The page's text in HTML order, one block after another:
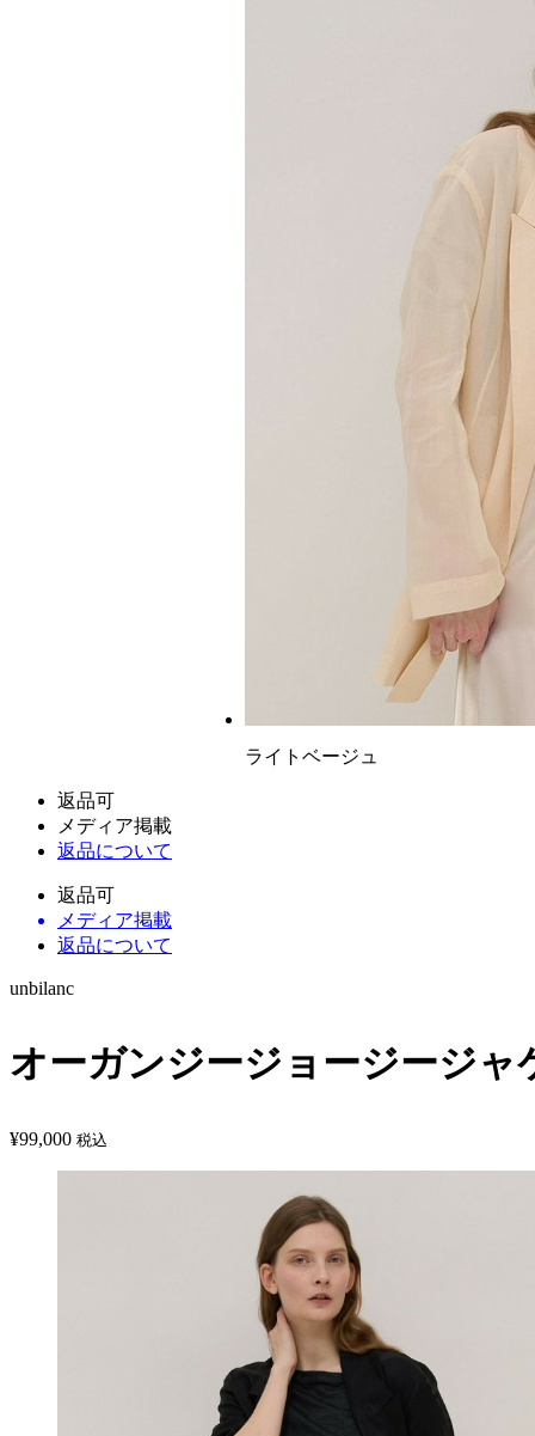
ライトベージュ
返品可
メディア掲載
返品について
返品可
メディア掲載
返品について
unbilanc
オーガンジージョージージャ
¥99,000 税込